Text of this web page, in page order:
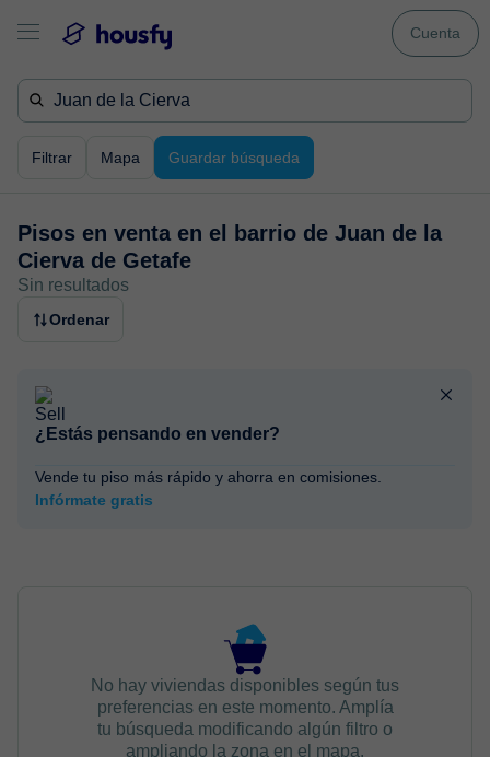
Cuenta
Filtrar Mapa Guardar búsqueda
Pisos en venta en el barrio de Juan de la
Cierva de Getafe
Sin resultados
Ordenar
¿Estás pensando en vender?
Vende tu piso más rápido y ahorra en comisiones.
Infórmate gratis
No hay viviendas disponibles según tus
preferencias en este momento. Amplía
tu búsqueda modificando algún filtro o
ampliando la zona en el mapa.